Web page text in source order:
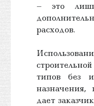
– это лишь
расходов.
типов без
назначения,
дает